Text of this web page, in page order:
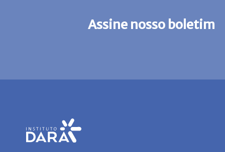
Assine nosso boletim